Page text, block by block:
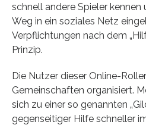
schnell andere Spieler
Weg in ein soziales Netz
Verpflichtungen nach dem
Prinzip.
Die Nutzer dieser Online-
Gemeinschaften organisiert.
sich zu einer so genannten
gegenseitiger Hilfe schneller